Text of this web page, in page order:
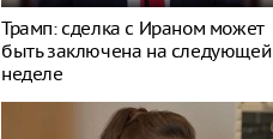
Трамп: сделка с Ираном может
быть заключена на следующей
неделе